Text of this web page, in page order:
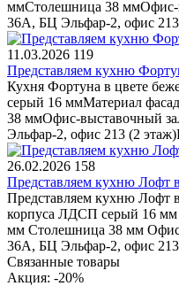
ммСтолешница 38 ммОфис-
36А, БЦ Эльфар-2, офис
11.03.2026 119
Представляем кухню
Кухня Фортуна в цвете
серый 16 ммМатериал
38 ммОфис-выставочный
Эльфар-2, офис 213 (2
26.02.2026 158
Представляем кухню Лофт
Представляем кухню Лофт
корпуса ЛДСП серый 16
мм Столешница 38 мм
36А, БЦ Эльфар-2, офис
Связанные товары
Акция: -20%